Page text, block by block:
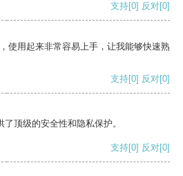
支持[0] 反对[0]
使用起来非常容易上手，让我能够快速熟
支持[0] 反对[0]
顶级的安全性和隐私保护。
支持[0] 反对[0]